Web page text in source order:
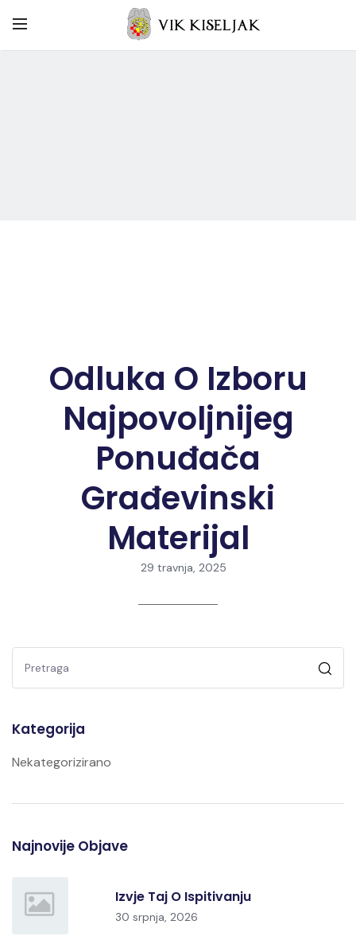
Odluka O Izboru
Najpovoljnijeg
Ponuđača
Građevinski
Materijal
29 travnja, 2025
Kategorija
Nekategorizirano
Najnovije Objave
Izvje Taj O Ispitivanju
30 srpnja, 2026